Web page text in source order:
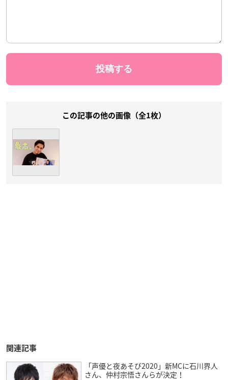
この記事の他の画像（全1枚）
関連記事
「声優と夜あそび2020」新MCに石川界人
さん、仲村宗悟さんらが決定！